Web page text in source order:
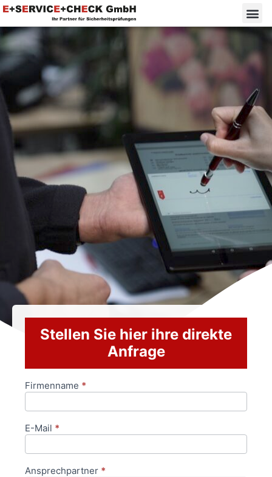
Stellen Sie hier ihre direkte
Anfrage
Anfrageformular
Firmenname *
E-Mail *
Ansprechpartner *